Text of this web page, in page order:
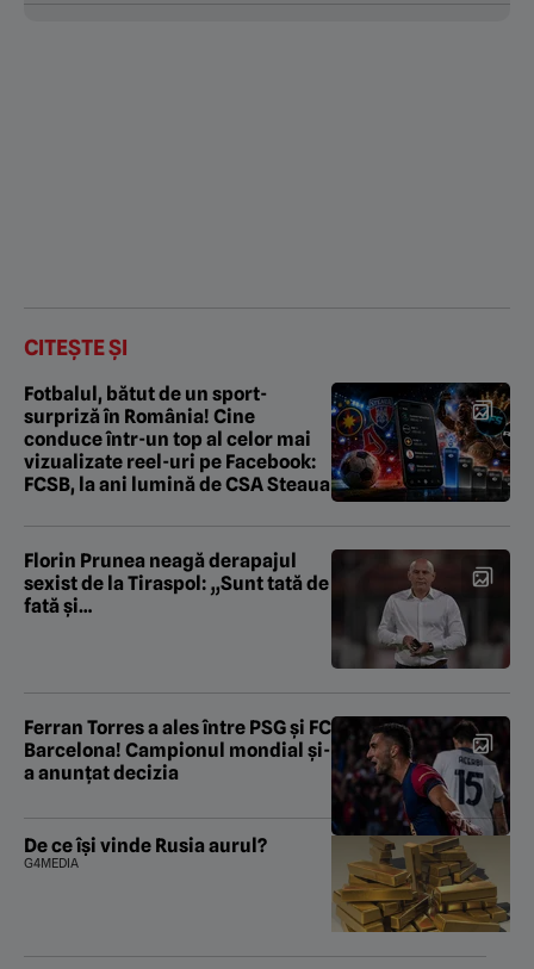
CITEȘTE ȘI
Fotbalul, bătut de un sport-
surpriză în România! Cine
conduce într-un top al celor mai
vizualizate reel-uri pe Facebook:
FCSB, la ani lumină de CSA Steaua
Florin Prunea neagă derapajul
sexist de la Tiraspol: „Sunt tată de
fată și…
Ferran Torres a ales între PSG și FC
Barcelona! Campionul mondial și-
a anunțat decizia
De ce își vinde Rusia aurul?
G4MEDIA